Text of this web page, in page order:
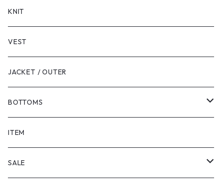
LONG SLEEVE
KNIT
VEST
JACKET / OUTER
BOTTOMS
SHORTS
PANTS
ITEM
SALE